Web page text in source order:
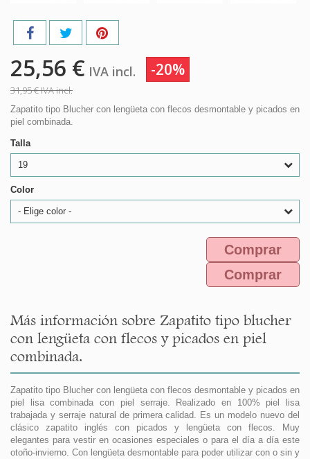
25,56 € IVA incl. -20%
31,95 €IVA incl.
Zapatito tipo Blucher con lengüeta con flecos desmontable y picados en
piel combinada.
Talla
19
Color
- Elige color -
Comprar
Comprar
Más información sobre Zapatito tipo blucher
con lengüeta con flecos y picados en piel
combinada.
Zapatito tipo Blucher con lengüeta con flecos desmontable y picados en
piel lisa combinada con piel serraje. Realizado en 100% piel lisa
trabajada y serraje natural de primera calidad. Es un modelo nuevo del
clásico zapatito inglés con picados y lengüeta con flecos. Muy
elegantes para vestir en ocasiones especiales o para el día a día este
otoño-invierno. Con lengüeta desmontable para poder utilizar con o sin y